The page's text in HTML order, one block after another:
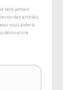
sera jamais
des articles,
​vous aider à
désinscrire.